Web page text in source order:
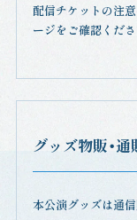
配信チケットの注
ージをご確認くださ
グッズ物販・
本公演グッズは通